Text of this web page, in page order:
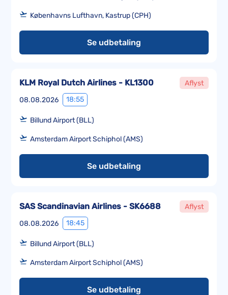
Københavns Lufthavn, Kastrup (CPH)
Se udbetaling
08.08.2026 18:55
KLM Royal Dutch Airlines - KL1300 Aflyst
Billund Airport (BLL)
Amsterdam Airport Schiphol (AMS)
Se udbetaling
08.08.2026 18:45
SAS Scandinavian Airlines - SK6688 Aflyst
Billund Airport (BLL)
Amsterdam Airport Schiphol (AMS)
Se udbetaling